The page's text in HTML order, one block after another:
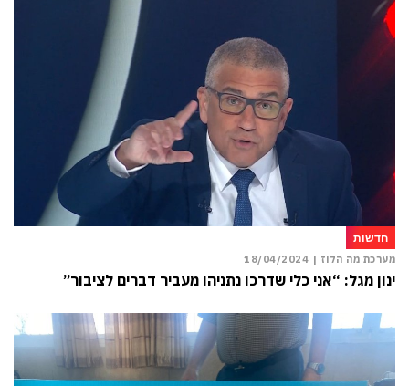
חדשות
מערכת מה הלוז | 18/04/2024
ינון מגל: “אני כלי שדרכו נתניהו מעביר דברים לציבור”